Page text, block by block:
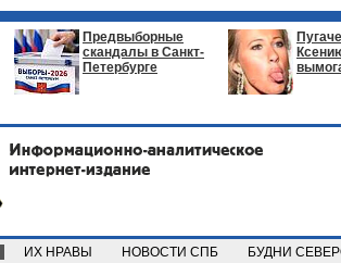
Предвыборные
скандалы в Санкт-
Петербурге
ИХ НРАВЫ НОВОСТИ СПБ БУДНИ